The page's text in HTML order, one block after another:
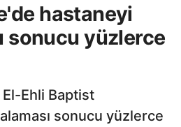
hastaneyi
sonucu yüzlerce
Ehli Baptist
sonucu yüzlerce